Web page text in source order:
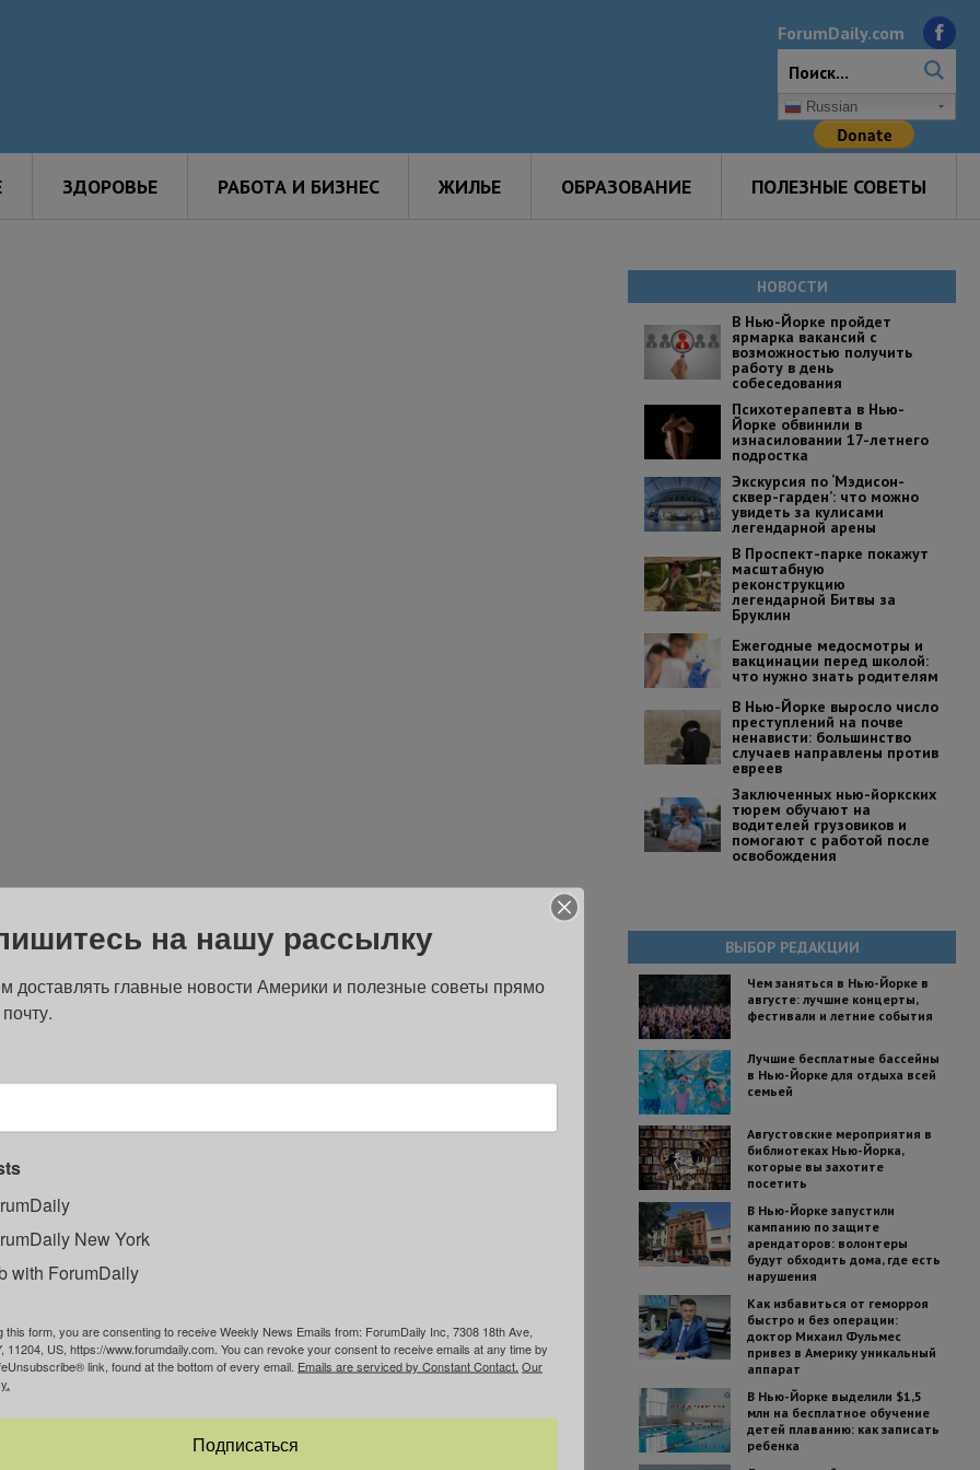
ForumDaily.com
Russian
ЗДОРОВЬЕ РАБОТА И БИЗНЕС ЖИЛЬЕ ОБРАЗОВАНИЕ ПОЛЕЗНЫЕ СОВЕТЫ
НОВОСТИ
В Нью-Йорке пройдет
ярмарка вакансий с
возможностью получить
работу в день
собеседования
Психотерапевта в Нью-
Йорке обвинили в
изнасиловании 17-летнего
подростка
Экскурсия по ‘Мэдисон-
сквер-гарден’: что можно
увидеть за кулисами
легендарной арены
В Проспект-парке покажут
масштабную
реконструкцию
легендарной Битвы за
Бруклин
Ежегодные медосмотры и
вакцинации перед школой:
что нужно знать родителям
В Нью-Йорке выросло число
преступлений на почве
ненависти: большинство
случаев направлены против
евреев
Заключенных нью-йоркских
тюрем обучают на
водителей грузовиков и
помогают с работой после
освобождения
ВЫБОР РЕДАКЦИИ
Чем заняться в Нью-Йорке в
августе: лучшие концерты,
фестивали и летние события
Лучшие бесплатные бассейны
в Нью-Йорке для отдыха всей
семьей
Августовские мероприятия в
библиотеках Нью-Йорка,
которые вы захотите
посетить
В Нью-Йорке запустили
кампанию по защите
арендаторов: волонтеры
будут обходить дома, где есть
нарушения
Как избавиться от геморроя
быстро и без операции:
доктор Михаил Фульмес
привез в Америку уникальный
аппарат
В Нью-Йорке выделили $1,5
млн на бесплатное обучение
детей плаванию: как записать
ребенка
на нашу рассылку
доставлять главные новости Америки и полезные советы прямо
New York
with ForumDaily
this form, you are consenting to receive Weekly News Emails from: ForumDaily Inc, 7308 18th Ave,
11204, US, https://www.forumdaily.com. You can revoke your consent to receive emails at any time by
link, found at the bottom of every email. Emails are serviced by Constant Contact. Our
Подписаться